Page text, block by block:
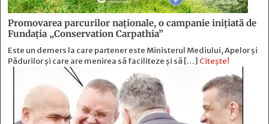
Promovarea parcurilor naționale, o campanie inițiată de
Fundația „Conservation Carpathia”
Este un demers la care partener este Ministerul Mediului, Apelor și
Pădurilor și care are menirea să faciliteze și să […] Citește!